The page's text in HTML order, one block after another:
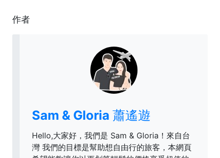
作者
Sam & Gloria 蕭遙遊
Hello,大家好，我們是 Sam & Gloria！來自台
灣 我們的目標是幫助想自由行的旅客，本網頁